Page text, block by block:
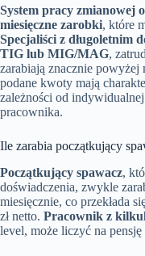
System pracy zmianowej
miesięczne zarobki, które
Specjaliści z długoletnim
TIG lub MIG/MAG,
zarabiają znacznie powyżej
podane kwoty mają
zależności od
pracownika.
Ile zarabia początkujący
Początkujący spawacz,
doświadczenia, zwykle
miesięcznie, co przekłada
zł netto. Pracownik z
level, może liczyć na